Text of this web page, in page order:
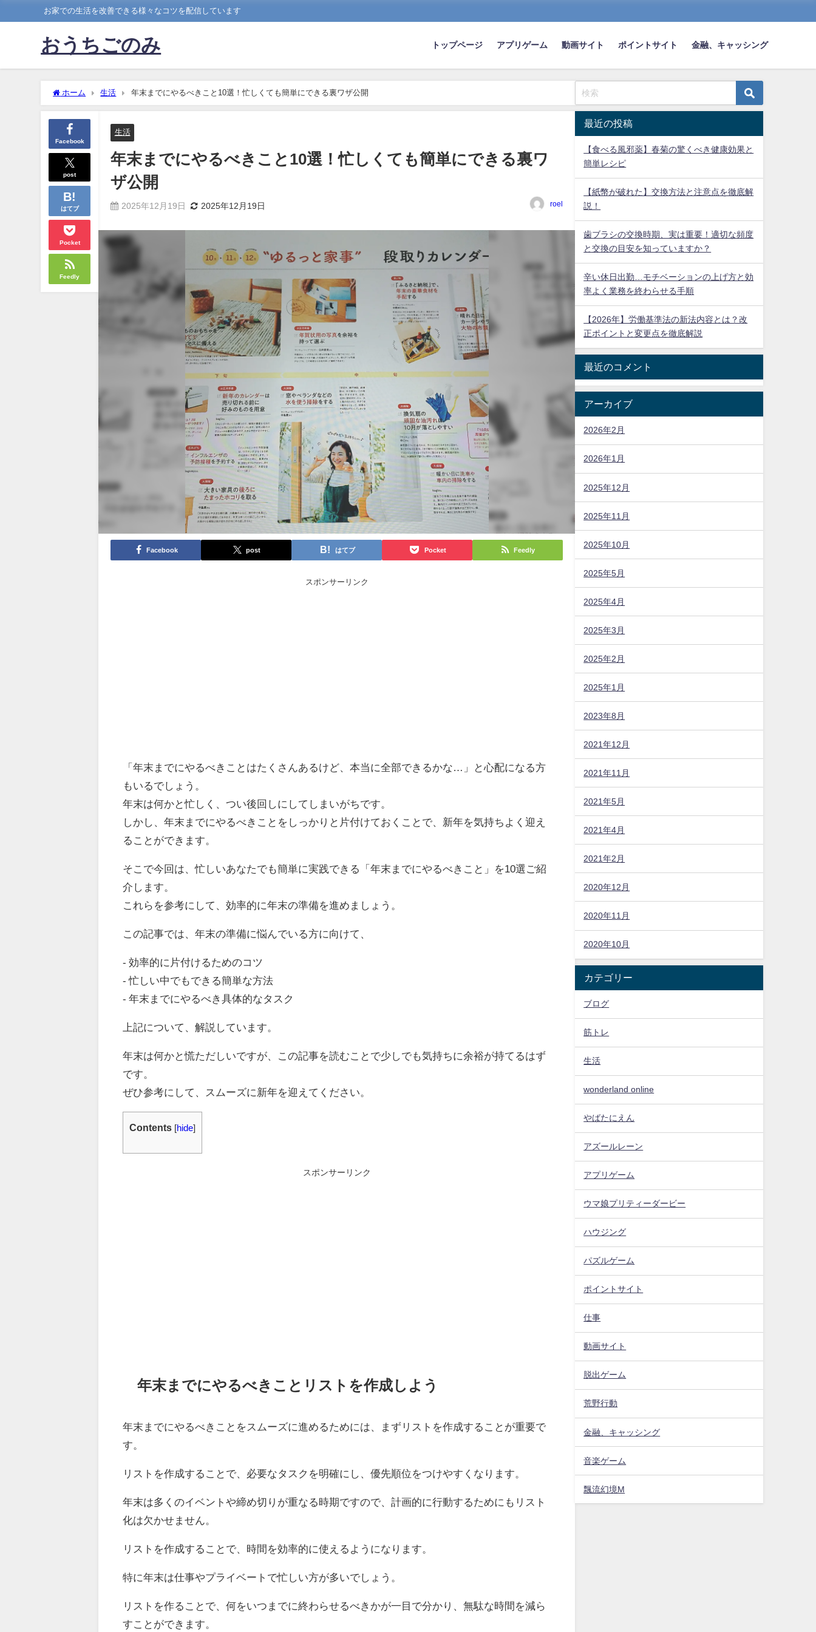
お家での生活を改善できる様々なコツを配信しています
おうちごのみ トップページ アプリゲーム 動画サイト ポイントサイト 金融、キャッシング
ホーム 生活 年末までにやるべきこと10選！忙しくても簡単にできる裏ワザ公開
Facebook
post
はてブ
Pocket
Feedly
生活
年末までにやるべきこと10選！忙しくても簡単にできる裏ワ
ザ公開
2025年12月19日 2025年12月19日 roel
Facebook post はてブ Pocket Feedly
スポンサーリンク
「年末までにやるべきことはたくさんあるけど、本当に全部できるかな…」と心配になる方
もいるでしょう。
年末は何かと忙しく、つい後回しにしてしまいがちです。
しかし、年末までにやるべきことをしっかりと片付けておくことで、新年を気持ちよく迎え
ることができます。
そこで今回は、忙しいあなたでも簡単に実践できる「年末までにやるべきこと」を10選ご紹
介します。
これらを参考にして、効率的に年末の準備を進めましょう。
この記事では、年末の準備に悩んでいる方に向けて、
- 効率的に片付けるためのコツ
- 忙しい中でもできる簡単な方法
- 年末までにやるべき具体的なタスク
上記について、解説しています。
年末は何かと慌ただしいですが、この記事を読むことで少しでも気持ちに余裕が持てるはず
です。
ぜひ参考にして、スムーズに新年を迎えてください。
Contents hide
スポンサーリンク
年末までにやるべきことリストを作成しよう
年末までにやるべきことをスムーズに進めるためには、まずリストを作成することが重要で
す。
リストを作成することで、必要なタスクを明確にし、優先順位をつけやすくなります。
年末は多くのイベントや締め切りが重なる時期ですので、計画的に行動するためにもリスト
化は欠かせません。
リストを作成することで、時間を効率的に使えるようになります。
特に年末は仕事やプライベートで忙しい方が多いでしょう。
リストを作ることで、何をいつまでに終わらせるべきかが一目で分かり、無駄な時間を減ら
すことができます。
最近の投稿
【食べる風邪薬】春菊の驚くべき健康効果と
簡単レシピ
【紙幣が破れた】交換方法と注意点を徹底解
説！
歯ブラシの交換時期、実は重要！適切な頻度
と交換の目安を知っていますか？
辛い休日出勤…モチベーションの上げ方と効
率よく業務を終わらせる手順
【2026年】労働基準法の新法内容とは？改
正ポイントと変更点を徹底解説
最近のコメント
アーカイブ
2026年2月
2026年1月
2025年12月
2025年11月
2025年10月
2025年5月
2025年4月
2025年3月
2025年2月
2025年1月
2023年8月
2021年12月
2021年11月
2021年5月
2021年4月
2021年2月
2020年12月
2020年11月
2020年10月
カテゴリー
ブログ
筋トレ
生活
wonderland online
やばたにえん
アズールレーン
アプリゲーム
ウマ娘プリティーダービー
ハウジング
パズルゲーム
ポイントサイト
仕事
動画サイト
脱出ゲーム
荒野行動
金融、キャッシング
音楽ゲーム
飄流幻境M